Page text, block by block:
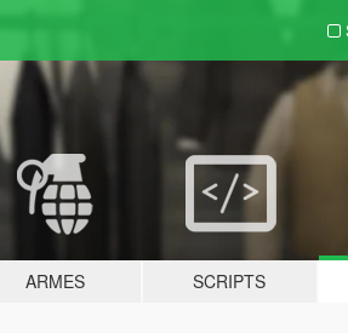
ARMES SCRIPTS